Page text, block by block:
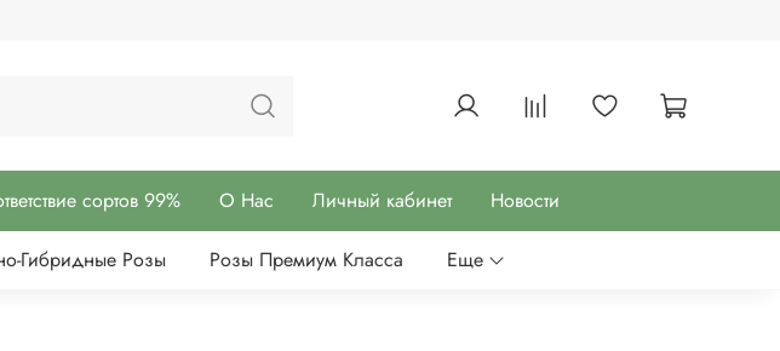
сортов 99% О Нас Личный кабинет Новости
Гибридные Розы Розы Премиум Класса Еще